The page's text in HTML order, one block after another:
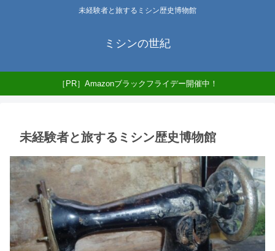
未経験者と旅するミシン歴史博物館
ミシンの世紀
［PR］Amazonブラックフライデー開催中！
未経験者と旅するミシン歴史博物館